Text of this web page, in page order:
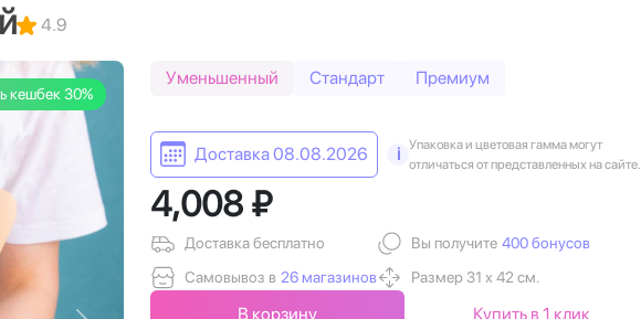
4.9
кешбек 30%
Уменьшенный Стандарт Премиум
Доставка 08.08.2026 i
Упаковка и цветовая гамма могут
отличаться от представленных на сайте.
4,008 ₽
Доставка бесплатно
Самовывоз в 26 магазинов
Вы получите 400 бонусов
Размер 31 х 42 см.
В корзину Купить в 1 клик